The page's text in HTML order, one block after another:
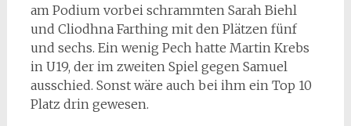
am Podium vorbei schrammten Sarah Biehl
und Cliodhna Farthing mit den Plätzen fünf
und sechs. Ein wenig Pech hatte Martin Krebs
in U19, der im zweiten Spiel gegen Samuel
ausschied. Sonst wäre auch bei ihm ein Top 10
Platz drin gewesen.